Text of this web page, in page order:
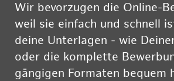
Wir bevorzugen die Online-
weil sie einfach und schnell
deine Unterlagen - wie
oder die komplette
gängigen Formaten bequem